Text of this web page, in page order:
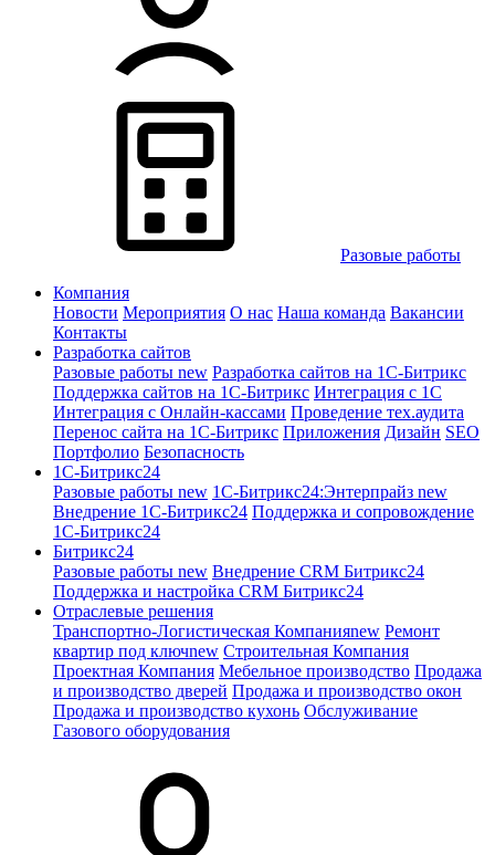
Разовые работы
Компания
Новости Мероприятия О нас Наша команда Вакансии
Контакты
Разработка сайтов
Разовые работы new Разработка сайтов на 1С-Битрикс
Поддержка сайтов на 1С-Битрикс Интеграция с 1С
Интеграция с Онлайн-кассами Проведение тех.аудита
Перенос сайта на 1С-Битрикс Приложения Дизайн SEO
Портфолио Безопасность
1C-Битрикс24
Разовые работы new 1С-Битрикс24:Энтерпрайз new
Внедрение 1C-Битрикс24 Поддержка и сопровождение
1С-Битрикс24
Битрикс24
Разовые работы new Внедрение CRM Битрикс24
Поддержка и настройка CRM Битрикс24
Отраслевые решения
Транспортно-Логистическая Компанияnew Ремонт
квартир под ключnew Строительная Компания
Проектная Компания Мебельное производство Продажа
и производство дверей Продажа и производство окон
Продажа и производство кухонь Обслуживание
Газового оборудования